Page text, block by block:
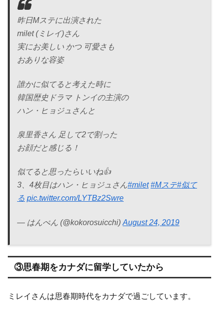
昨日Mステに出演された
milet (ミレイ)さん
実にお美しい かつ 可愛さも
おありな容姿
誰かに似てると考えた時に
韓国歴史ドラマ トンイの主演の
ハン・ヒョジュさんと
泉里香さん 足して2で割った
お顔だと感じる！
似てると思ったらいいね👍
3、4枚目はハン・ヒョジュさん#milet #Mステ#似て
る pic.twitter.com/LYTBz2Swre
— はんぺん (@kokorosuicchi) August 24, 2019
③思春期をカナダに留学していたから
ミレイさんは思春期時代をカナダで過ごしています。